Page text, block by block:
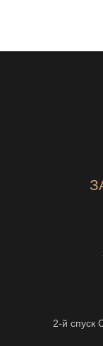
2-й спуск